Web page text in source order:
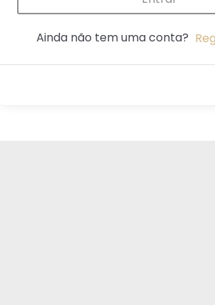
Ainda não tem uma conta?